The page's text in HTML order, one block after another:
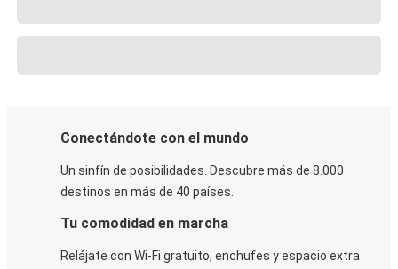
Conectándote con el mundo
Un sinfín de posibilidades. Descubre más de 8.000
destinos en más de 40 países.
Tu comodidad en marcha
Relájate con Wi-Fi gratuito, enchufes y espacio extra